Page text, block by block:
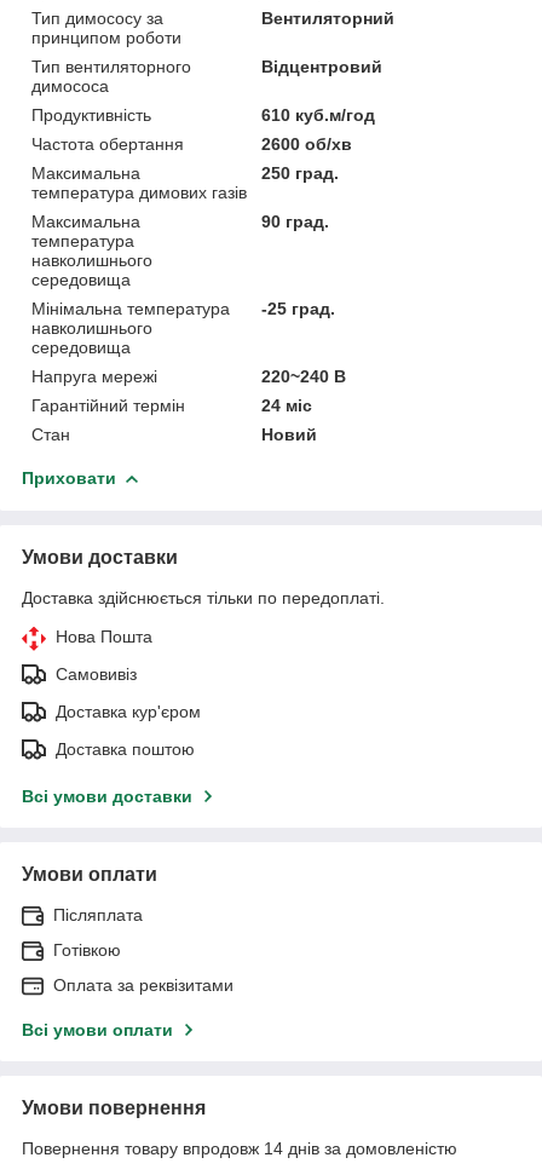
Тип димососу за
принципом роботи
Вентиляторний
Тип вентиляторного
димососа
Відцентровий
Продуктивність
610 куб.м/год
Частота обертання
2600 об/хв
Максимальна
температура димових газів
250 град.
Максимальна
температура
навколишнього
середовища
90 град.
Мінімальна температура
навколишнього
середовища
-25 град.
Напруга мережі
220~240 В
Гарантійний термін
24 міс
Стан
Новий
Приховати
Умови доставки
Доставка здійснюється тільки по передоплаті.
Нова Пошта
Самовивіз
Доставка кур'єром
Доставка поштою
Всі умови доставки
Умови оплати
Післяплата
Готівкою
Оплата за реквізитами
Всі умови оплати
Умови повернення
Повернення товару впродовж 14 днів за домовленістю